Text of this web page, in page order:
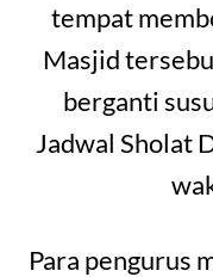
tempat
Masjid
berganti
Jadwal Sholat
Para pengurus